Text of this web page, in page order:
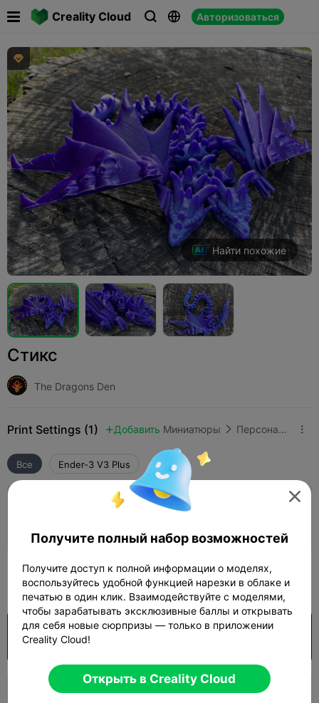
Creality Cloud   Авторизоваться
 

Найти похожие
Стикс
The Dragons Den
Print Settings (1)  Добавить Миниатюры  Персонажи и существа 
Все Ender-3 V3 Plus
Слой 0.2 мм, 3 стенки, 10% заполнения
400 
US$3.96 $7.99/Month
465 230  2 

Получите полный набор возможностей
Получите доступ к полной информации о моделях,
воспользуйтесь удобной функцией нарезки в облаке и
печатью в один клик. Взаимодействуйте с моделями,
чтобы зарабатывать эксклюзивные баллы и открывать
для себя новые сюрпризы — только в приложении
Creality Cloud!
Открыть в Creality Cloud